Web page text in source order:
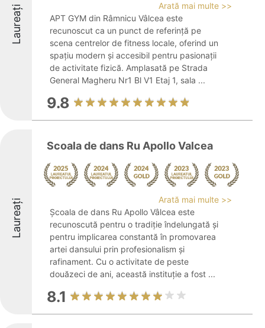
Laureați
Arată mai multe >>
APT GYM din Râmnicu Vâlcea este
recunoscut ca un punct de referință pe
scena centrelor de fitness locale, oferind un
spațiu modern și accesibil pentru pasionații
de activitate fizică. Amplasată pe Strada
General Magheru Nr1 Bl V1 Etaj 1, sala ...
9.8
Laureați
Scoala de dans Ru Apollo Valcea
Arată mai multe >>
Școala de dans Ru Apollo Vâlcea este
recunoscută pentru o tradiție îndelungată și
pentru implicarea constantă în promovarea
artei dansului prin profesionalism și
rafinament. Cu o activitate de peste
douăzeci de ani, această instituție a fost ...
8.1